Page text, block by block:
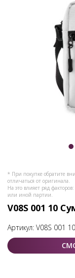
* При покупке обратите
отличаться от оригинала.
На это влияет ряд
или иной партии.
V08S 001 10
Артикул: V08S 001 10